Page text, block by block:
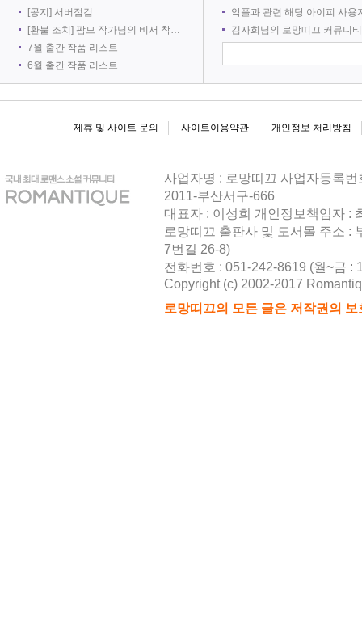
2026-
2026-
[공지] 서버점검
[환불 조치] 팜므 작가님의 비서 착취는 출간 취소로 인해 환불 되었습니다.
7월 출간 작품 리스트
6월 출간 작품 리스트
악플과 관련 해당 아이피 사용자를 차단
김자희님의 로망띠끄 커뮤니티 접속을 차단합
제휴 및 사이트 문의 사이트이용약관 개인정보 처리방침
사업자명 : 로망띠끄 사업자등록
2011-부산서구-666
대표자 : 이성희 개인정보책임자 :
로망띠끄 출판사 및 도서몰 주소 :
7번길 26-8)
전화번호 : 051-242-8619 (월~금 :
Copyright (c) 2002-2017
로망띠끄의 모든 글은 저작권의